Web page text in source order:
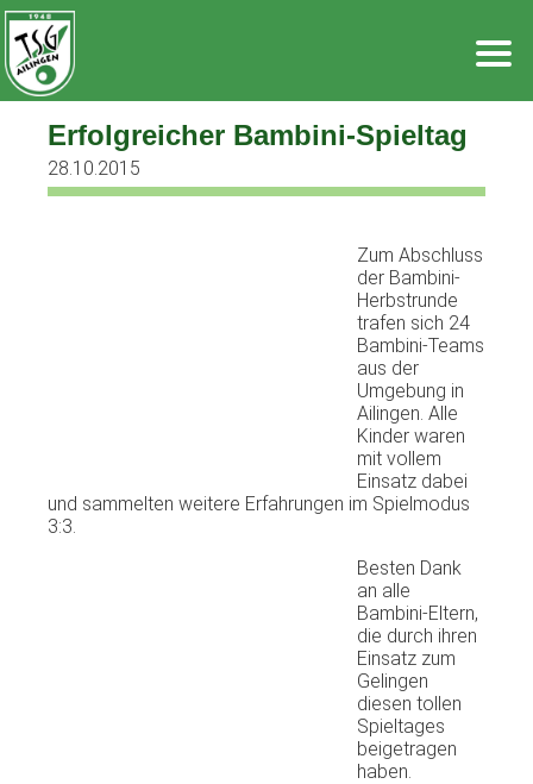
Zum
Inhalt
springen
Erfolgreicher Bambini-Spieltag
28.10.2015
Zum Abschluss
der Bambini-
Herbstrunde
trafen sich 24
Bambini-Teams
aus der
Umgebung in
Ailingen. Alle
Kinder waren
mit vollem
Einsatz dabei
und sammelten weitere Erfahrungen im Spielmodus
3:3.
Besten Dank
an alle
Bambini-Eltern,
die durch ihren
Einsatz zum
Gelingen
diesen tollen
Spieltages
beigetragen
haben.